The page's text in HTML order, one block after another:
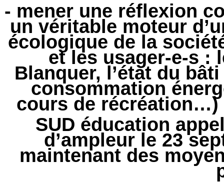
- mener une réflexion
un véritable moteur
écologique de la
et les usager-e-s :
Blanquer, l’état du
consommation
cours de récréation…)
SUD éducation
d’ampleur le 23
maintenant des